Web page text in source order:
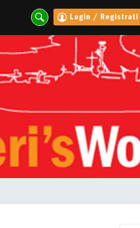
Login / Registrati